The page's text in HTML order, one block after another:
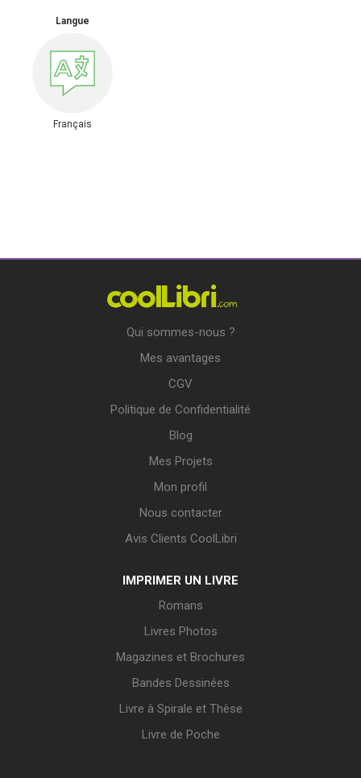
Langue
Français
Qui sommes-nous ?
Mes avantages
CGV
Politique de Confidentialité
Blog
Mes Projets
Mon profil
Nous contacter
Avis Clients CoolLibri
IMPRIMER UN LIVRE
Romans
Livres Photos
Magazines et Brochures
Bandes Dessinées
Livre à Spirale et Thèse
Livre de Poche